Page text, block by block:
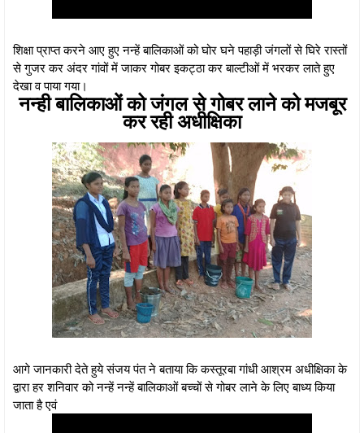
शिक्षा प्राप्त करने आए हुए नन्हें बालिकाओं को घोर घने पहाड़ी जंगलों से घिरे रास्तों
से गुजर कर अंदर गांवों में जाकर गोबर इकट्ठा कर बाल्टीओं में भरकर लाते हुए
देखा व पाया गया।
नन्ही बालिकाओं को जंगल से गोबर लाने को मजबूर
कर रही अधीक्षिका
आगे जानकारी देते हुये संजय पंत ने बताया कि कस्तूरबा गांधी आश्रम अधीक्षिका के
द्वारा हर शनिवार को नन्हें नन्हें बालिकाओं बच्चों से गोबर लाने के लिए बाध्य किया
जाता है एवं